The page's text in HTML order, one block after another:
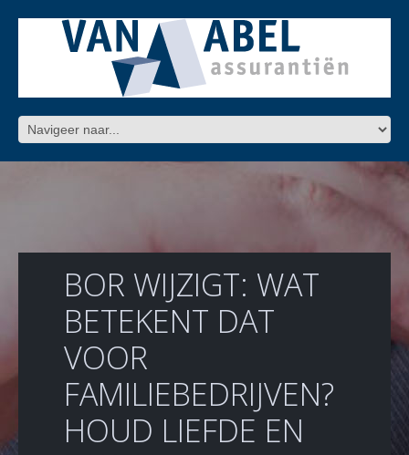
BOR WIJZIGT: WAT
BETEKENT DAT
VOOR
FAMILIEBEDRIJVEN?
HOUD LIEFDE EN